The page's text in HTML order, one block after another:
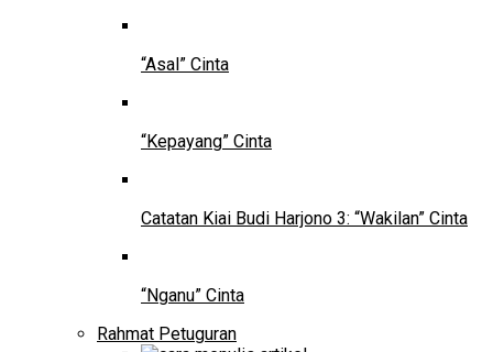
“Asal” Cinta
“Kepayang” Cinta
Catatan Kiai Budi Harjono 3: “Wakilan” Cinta
“Nganu” Cinta
Rahmat Petuguran